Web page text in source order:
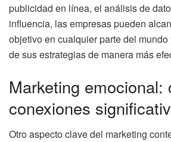
publicidad en línea, el análisis de
influencia, las empresas pueden
objetivo en cualquier parte del
de sus estrategias de manera más
Marketing emocional:
conexiones
Otro aspecto clave del marketing